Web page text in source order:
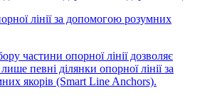
лінії за допомогою розумних
частини опорної лінії дозволяє
певні ділянки опорної лінії за
якорів (Smart Line Anchors).